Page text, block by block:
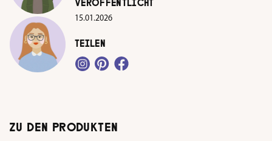
VERÖFFENTLICHT
15.01.2026
TEILEN
ZU DEN PRODUKTEN